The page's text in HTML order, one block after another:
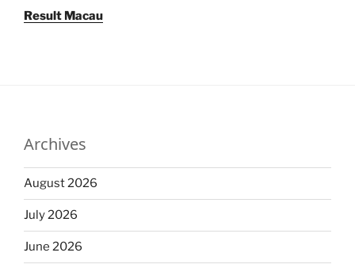
Result Macau
Archives
August 2026
July 2026
June 2026